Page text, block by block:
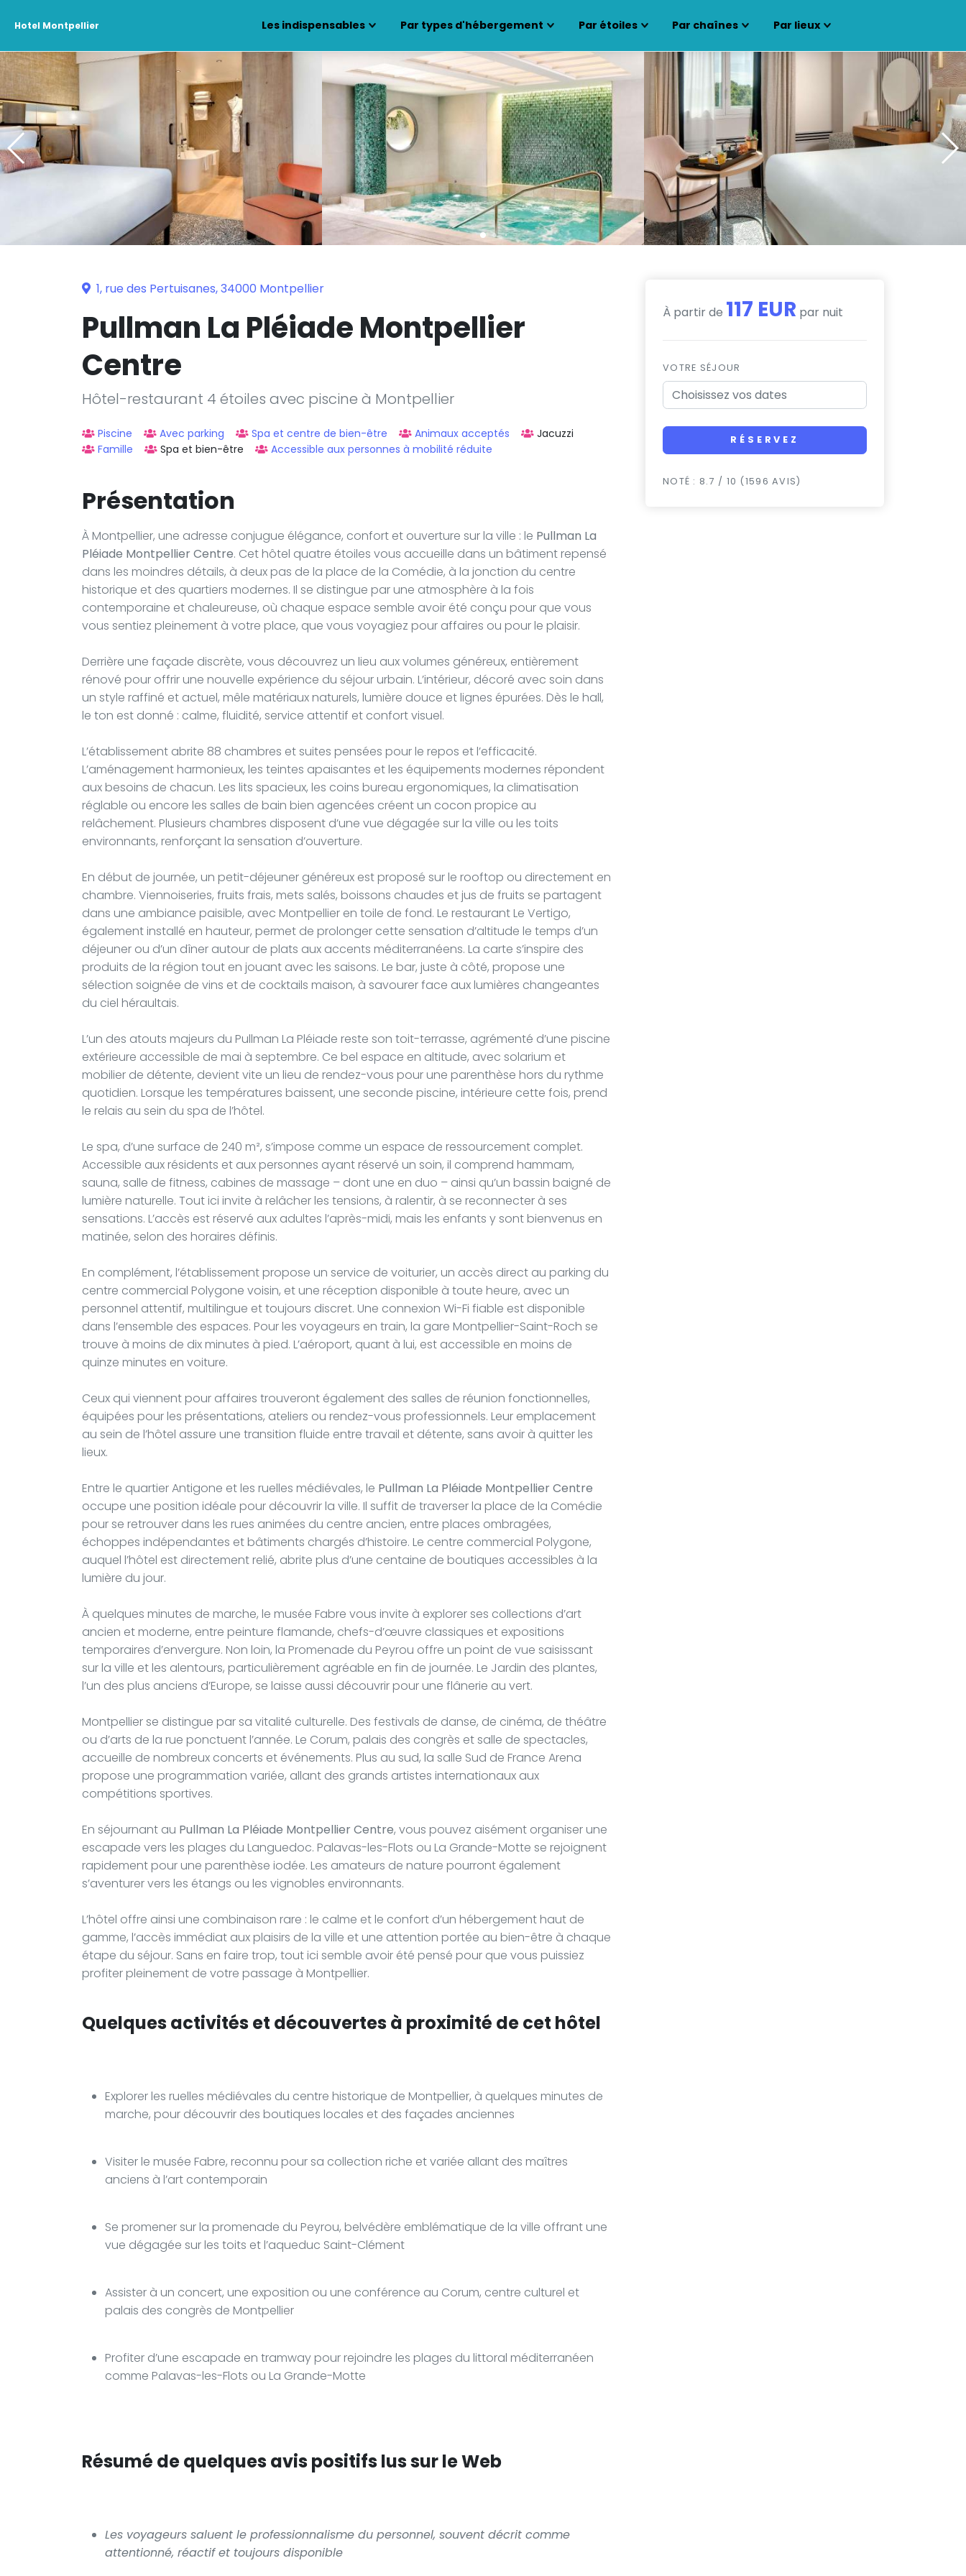
Hotel Montpellier Les indispensables Par types d'hébergement Par étoiles Par chaînes Par lieux
1, rue des Pertuisanes, 34000 Montpellier
Pullman La Pléiade Montpellier
Centre
Hôtel-restaurant 4 étoiles avec piscine à Montpellier
Piscine Avec parking Spa et centre de bien-être Animaux acceptés
Jacuzzi
Famille
Spa et bien-être Accessible aux personnes à mobilité réduite
Présentation
À Montpellier, une adresse conjugue élégance, confort et ouverture sur la ville : le Pullman La
Pléiade Montpellier Centre. Cet hôtel quatre étoiles vous accueille dans un bâtiment repensé
dans les moindres détails, à deux pas de la place de la Comédie, à la jonction du centre
historique et des quartiers modernes. Il se distingue par une atmosphère à la fois
contemporaine et chaleureuse, où chaque espace semble avoir été conçu pour que vous
vous sentiez pleinement à votre place, que vous voyagiez pour affaires ou pour le plaisir.
Derrière une façade discrète, vous découvrez un lieu aux volumes généreux, entièrement
rénové pour offrir une nouvelle expérience du séjour urbain. L’intérieur, décoré avec soin dans
un style raffiné et actuel, mêle matériaux naturels, lumière douce et lignes épurées. Dès le hall,
le ton est donné : calme, fluidité, service attentif et confort visuel.
L’établissement abrite 88 chambres et suites pensées pour le repos et l’efficacité.
L’aménagement harmonieux, les teintes apaisantes et les équipements modernes répondent
aux besoins de chacun. Les lits spacieux, les coins bureau ergonomiques, la climatisation
réglable ou encore les salles de bain bien agencées créent un cocon propice au
relâchement. Plusieurs chambres disposent d’une vue dégagée sur la ville ou les toits
environnants, renforçant la sensation d’ouverture.
En début de journée, un petit-déjeuner généreux est proposé sur le rooftop ou directement en
chambre. Viennoiseries, fruits frais, mets salés, boissons chaudes et jus de fruits se partagent
dans une ambiance paisible, avec Montpellier en toile de fond. Le restaurant Le Vertigo,
également installé en hauteur, permet de prolonger cette sensation d’altitude le temps d’un
déjeuner ou d’un dîner autour de plats aux accents méditerranéens. La carte s’inspire des
produits de la région tout en jouant avec les saisons. Le bar, juste à côté, propose une
sélection soignée de vins et de cocktails maison, à savourer face aux lumières changeantes
du ciel héraultais.
L’un des atouts majeurs du Pullman La Pléiade reste son toit-terrasse, agrémenté d’une piscine
extérieure accessible de mai à septembre. Ce bel espace en altitude, avec solarium et
mobilier de détente, devient vite un lieu de rendez-vous pour une parenthèse hors du rythme
quotidien. Lorsque les températures baissent, une seconde piscine, intérieure cette fois, prend
le relais au sein du spa de l’hôtel.
Le spa, d’une surface de 240 m², s’impose comme un espace de ressourcement complet.
Accessible aux résidents et aux personnes ayant réservé un soin, il comprend hammam,
sauna, salle de fitness, cabines de massage – dont une en duo – ainsi qu’un bassin baigné de
lumière naturelle. Tout ici invite à relâcher les tensions, à ralentir, à se reconnecter à ses
sensations. L’accès est réservé aux adultes l’après-midi, mais les enfants y sont bienvenus en
matinée, selon des horaires définis.
En complément, l’établissement propose un service de voiturier, un accès direct au parking du
centre commercial Polygone voisin, et une réception disponible à toute heure, avec un
personnel attentif, multilingue et toujours discret. Une connexion Wi-Fi fiable est disponible
dans l’ensemble des espaces. Pour les voyageurs en train, la gare Montpellier-Saint-Roch se
trouve à moins de dix minutes à pied. L’aéroport, quant à lui, est accessible en moins de
quinze minutes en voiture.
Ceux qui viennent pour affaires trouveront également des salles de réunion fonctionnelles,
équipées pour les présentations, ateliers ou rendez-vous professionnels. Leur emplacement
au sein de l’hôtel assure une transition fluide entre travail et détente, sans avoir à quitter les
lieux.
Entre le quartier Antigone et les ruelles médiévales, le Pullman La Pléiade Montpellier Centre
occupe une position idéale pour découvrir la ville. Il suffit de traverser la place de la Comédie
pour se retrouver dans les rues animées du centre ancien, entre places ombragées,
échoppes indépendantes et bâtiments chargés d’histoire. Le centre commercial Polygone,
auquel l’hôtel est directement relié, abrite plus d’une centaine de boutiques accessibles à la
lumière du jour.
À quelques minutes de marche, le musée Fabre vous invite à explorer ses collections d’art
ancien et moderne, entre peinture flamande, chefs-d’œuvre classiques et expositions
temporaires d’envergure. Non loin, la Promenade du Peyrou offre un point de vue saisissant
sur la ville et les alentours, particulièrement agréable en fin de journée. Le Jardin des plantes,
l’un des plus anciens d’Europe, se laisse aussi découvrir pour une flânerie au vert.
Montpellier se distingue par sa vitalité culturelle. Des festivals de danse, de cinéma, de théâtre
ou d’arts de la rue ponctuent l’année. Le Corum, palais des congrès et salle de spectacles,
accueille de nombreux concerts et événements. Plus au sud, la salle Sud de France Arena
propose une programmation variée, allant des grands artistes internationaux aux
compétitions sportives.
En séjournant au Pullman La Pléiade Montpellier Centre, vous pouvez aisément organiser une
escapade vers les plages du Languedoc. Palavas-les-Flots ou La Grande-Motte se rejoignent
rapidement pour une parenthèse iodée. Les amateurs de nature pourront également
s’aventurer vers les étangs ou les vignobles environnants.
L’hôtel offre ainsi une combinaison rare : le calme et le confort d’un hébergement haut de
gamme, l’accès immédiat aux plaisirs de la ville et une attention portée au bien-être à chaque
étape du séjour. Sans en faire trop, tout ici semble avoir été pensé pour que vous puissiez
profiter pleinement de votre passage à Montpellier.
Quelques activités et découvertes à proximité de cet hôtel
Explorer les ruelles médiévales du centre historique de Montpellier, à quelques minutes de
marche, pour découvrir des boutiques locales et des façades anciennes
Visiter le musée Fabre, reconnu pour sa collection riche et variée allant des maîtres
anciens à l’art contemporain
Se promener sur la promenade du Peyrou, belvédère emblématique de la ville offrant une
vue dégagée sur les toits et l’aqueduc Saint-Clément
Assister à un concert, une exposition ou une conférence au Corum, centre culturel et
palais des congrès de Montpellier
Profiter d’une escapade en tramway pour rejoindre les plages du littoral méditerranéen
comme Palavas-les-Flots ou La Grande-Motte
Résumé de quelques avis positifs lus sur le Web
Les voyageurs saluent le professionnalisme du personnel, souvent décrit comme
attentionné, réactif et toujours disponible
À partir de 117 EUR par nuit
VOTRE SÉJOUR
RÉSERVEZ
NOTÉ : 8.7 / 10 (1596 AVIS)